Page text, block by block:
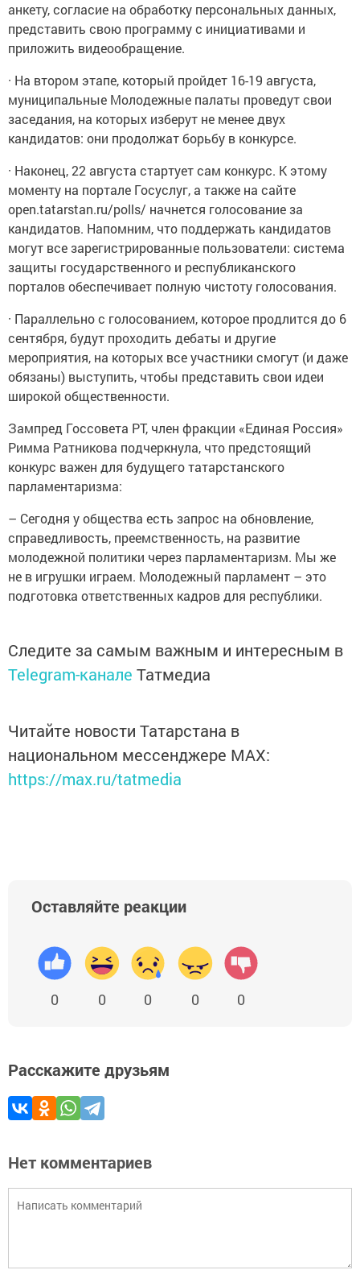
анкету, согласие на обработку персональных данных,
представить свою программу с инициативами и
приложить видеообращение.
· На втором этапе, который пройдет 16-19 августа,
муниципальные Молодежные палаты проведут свои
заседания, на которых изберут не менее двух
кандидатов: они продолжат борьбу в конкурсе.
· Наконец, 22 августа стартует сам конкурс. К этому
моменту на портале Госуслуг, а также на сайте
open.tatarstan.ru/polls/ начнется голосование за
кандидатов. Напомним, что поддержать кандидатов
могут все зарегистрированные пользователи: система
защиты государственного и республиканского
порталов обеспечивает полную чистоту голосования.
· Параллельно с голосованием, которое продлится до 6
сентября, будут проходить дебаты и другие
мероприятия, на которых все участники смогут (и даже
обязаны) выступить, чтобы представить свои идеи
широкой общественности.
Зампред Госсовета РТ, член фракции «Единая Россия»
Римма Ратникова подчеркнула, что предстоящий
конкурс важен для будущего татарстанского
парламентаризма:
– Сегодня у общества есть запрос на обновление,
справедливость, преемственность, на развитие
молодежной политики через парламентаризм. Мы же
не в игрушки играем. Молодежный парламент – это
подготовка ответственных кадров для республики.
Следите за самым важным и интересным в
Telegram-канале Татмедиа
Читайте новости Татарстана в
национальном мессенджере MАХ:
https://max.ru/tatmedia
Оставляйте реакции
0 0 0 0 0
Расскажите друзьям
Нет комментариев